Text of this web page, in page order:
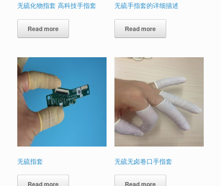
无硫化物指套 高科技手指套
Read more
无硫手指套的详细描述
Read more
无硫指套
Read more
无硫无卤卷口手指套
Read more